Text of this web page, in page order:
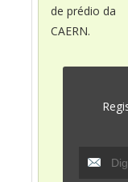
de prédio da
CAERN.